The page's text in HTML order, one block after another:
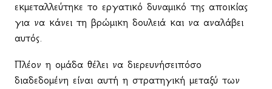
εκμεταλλεύτηκε το εργατικό δυναμικό της αποικίας
για να κάνει τη βρώμικη δουλειά και να αναλάβει
αυτός.
Πλέον η ομάδα θέλει να διερευνήσειπόσο
διαδεδομένη είναι αυτή η στρατηγική μεταξύ των